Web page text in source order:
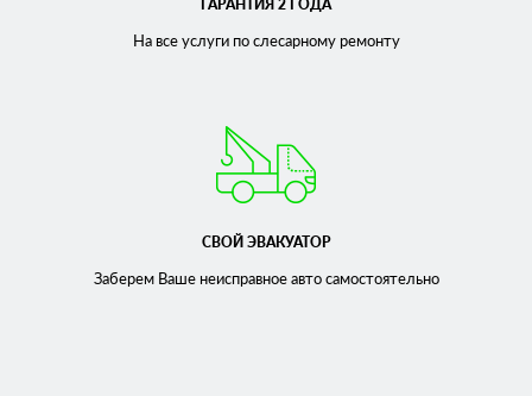
ГАРАНТИЯ 2 ГОДА
На все услуги по слесарномуремонту
СВОЙ ЭВАКУАТОР
Заберем Ваше неисправноеавто самостоятельно